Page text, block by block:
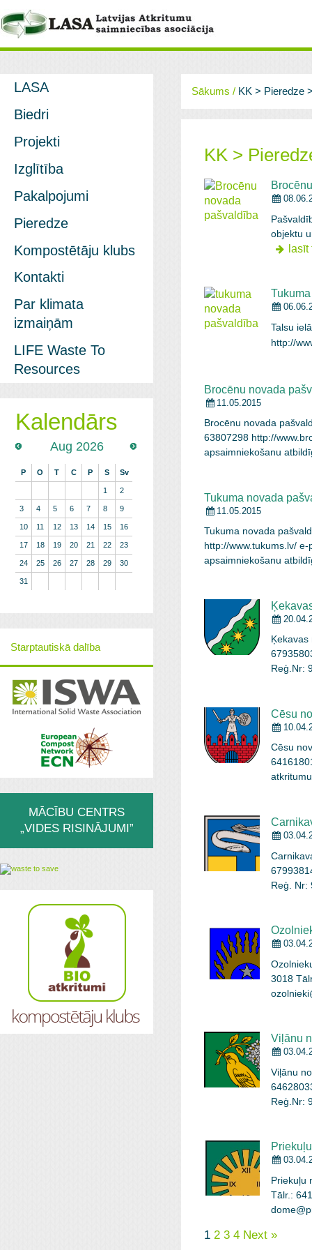
Sākums / KK > Pieredze
KK >
objektu
lasīt
Talsu
http://
Brocēnu novada
11.05.2015
Brocēnu novada
63807298 http://
apsaimniekošanu
mājās. Zaļie parka…
Tukuma novada
11.05.2015
Tukuma novada
http://www.tukums.lv/
apsaimniekošanu
lauksaimniecībā.
Ķekavas
Reģ.Nr:
Cēsu
Cēsu
Reģ. Nr:
valsts
3018
zaru
Viļānu
Viļānu
Reģ.Nr:
gadā ir
Priekuļu
Tālr.:
1 2 3 4 Next »
LASA
Biedri
Projekti
Izglītība
Pakalpojumi
Pieredze
Kompostētāju klubs
Kontakti
Par klimata
izmaiņām
LIFE Waste To
Resources
Kalendārs
Aug 2026
P O T C P S Sv
1 2
3 4 5 6 7 8 9
10 11 12 13 14 15 16
17 18 19 20 21 22 23
24 25 26 27 28 29 30
31
Starptautiskā dalība
MĀCĪBU CENTRS
„VIDES RISINĀJUMI”